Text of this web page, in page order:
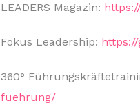
LEADERS Magazin:
Fokus Leadership:
360°
fuehrung/